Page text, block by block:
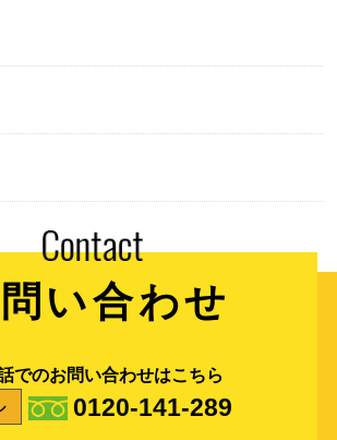
い合わせ
0120-141-289
でのお問い合わせはこちら